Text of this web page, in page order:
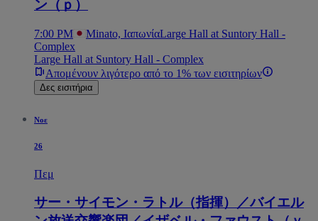
ン（ｐ）
7:00 PM Minato, ΙαπωνίαLarge Hall at Suntory Hall -
Complex
Large Hall at Suntory Hall - Complex
Απομένουν λιγότερο από το 1% των εισιτηρίων
Δες εισιτήρια
Νοε
26
Πεμ
サー・サイモン・ラトル（指揮）／バイエル